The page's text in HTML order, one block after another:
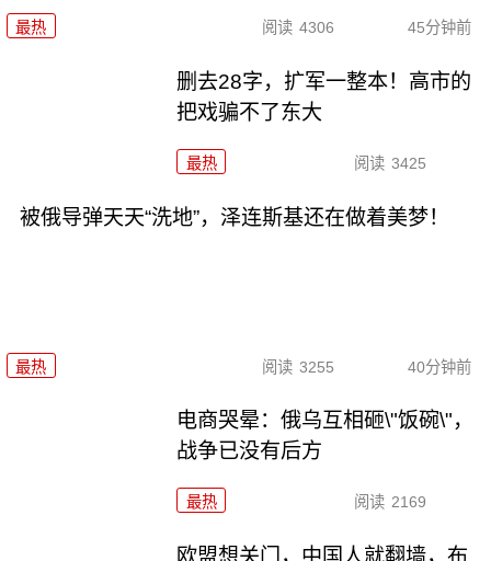
最热 阅读 4306 45分钟前
删去28字，扩军一整本！高市的
把戏骗不了东大
最热 阅读 3425
被俄导弹天天“洗地”，泽连斯基还在做着美梦！
最热 阅读 3255 40分钟前
电商哭晕：俄乌互相砸\"饭碗\"，
战争已没有后方
最热 阅读 2169